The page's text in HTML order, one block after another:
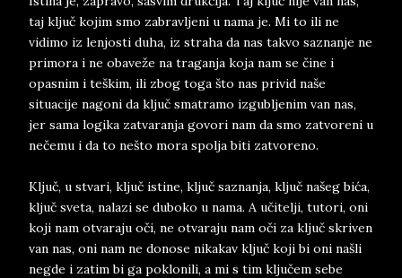
taj ključ kojim smo zabravljeni u nama je. Mi to ili ne
vidimo iz lenjosti duha, iz straha da nas takvo saznanje ne
primora i ne obaveže na traganja koja nam se čine i
opasnim i teškim, ili zbog toga što nas privid naše
situacije nagoni da ključ smatramo izgubljenim van nas,
jer sama logika zatvaranja govori nam da smo zatvoreni u
nečemu i da to nešto mora spolja biti zatvoreno.
Ključ, u stvari, ključ istine, ključ saznanja, ključ našeg bića,
ključ sveta, nalazi se duboko u nama. A učitelji, tutori, oni
koji nam otvaraju oči, ne otvaraju nam oči za ključ skriven
van nas, oni nam ne donose nikakav ključ koji bi oni našli
negde i zatim bi ga poklonili, a mi s tim ključem sebe